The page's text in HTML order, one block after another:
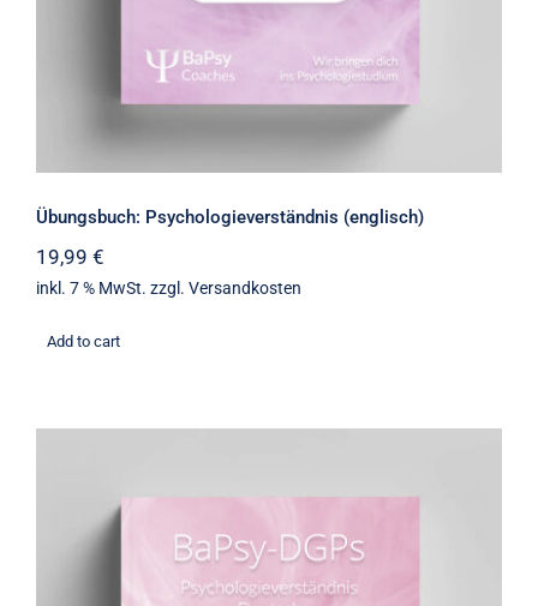
Übungsbuch: Psychologieverständnis (englisch)
19,99 €
inkl. 7 % MwSt. zzgl. Versandkosten
Add to cart